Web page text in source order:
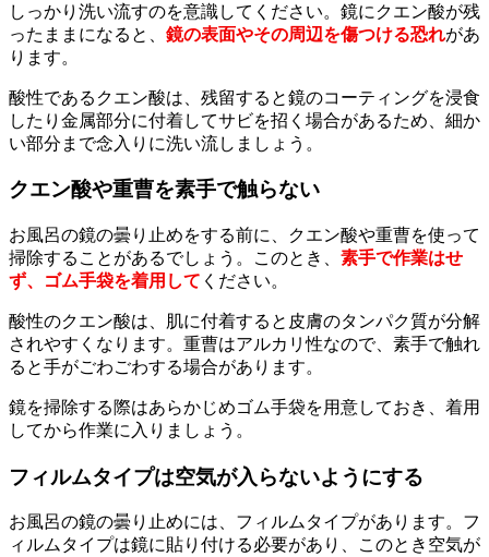
しっかり洗い流すのを意識してください。鏡にクエン酸が残
ったままになると、 鏡の表面やその周辺を傷つける恐れがあ
ります。
酸性であるクエン酸は、残留すると鏡のコーティングを浸食
したり金属部分に付着してサビを招く場合があるため、細か
い部分まで念入りに洗い流しましょう。
クエン酸や重曹を素手で触らない
お風呂の鏡の曇り止めをする前に、クエン酸や重曹を使って
掃除することがあるでしょう。このとき、 素手で作業はせ
ず、ゴム手袋を着用して ください。
酸性のクエン酸は、肌に付着すると皮膚のタンパク質が分解
されやすくなります。重曹はアルカリ性なので、素手で触れ
ると手がごわごわする場合があります。
鏡を掃除する際はあらかじめゴム手袋を用意しておき、着用
してから作業に入りましょう。
フィルムタイプは空気が入らないようにする
お風呂の鏡の曇り止めには、フィルムタイプがあります。フ
ィルムタイプは鏡に貼り付ける必要があり、このとき空気が